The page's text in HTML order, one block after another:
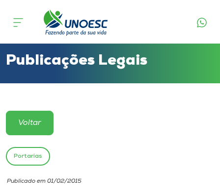
Cursos
Atendimento ao Estudante
Portal de Ensino
Unoesc
Publicações Legais
Voltar
Portarias
Publicado em 01/02/2015